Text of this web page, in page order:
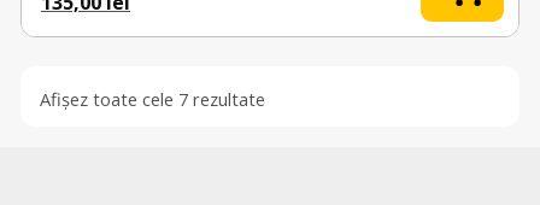
Afișez toate cele 7 rezultate